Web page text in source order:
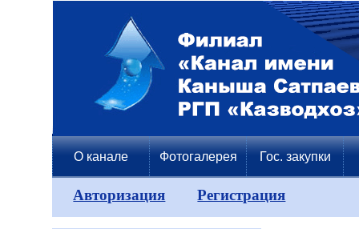
О канале Фотогалерея Гос. закупки
Авторизация Регистрация